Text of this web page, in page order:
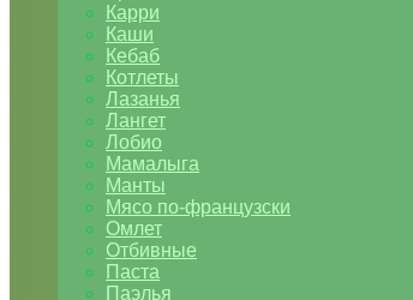
Карри
Каши
Кебаб
Котлеты
Лазанья
Лангет
Лобио
Мамалыга
Манты
Мясо по-французски
Омлет
Отбивные
Паста
Паэлья